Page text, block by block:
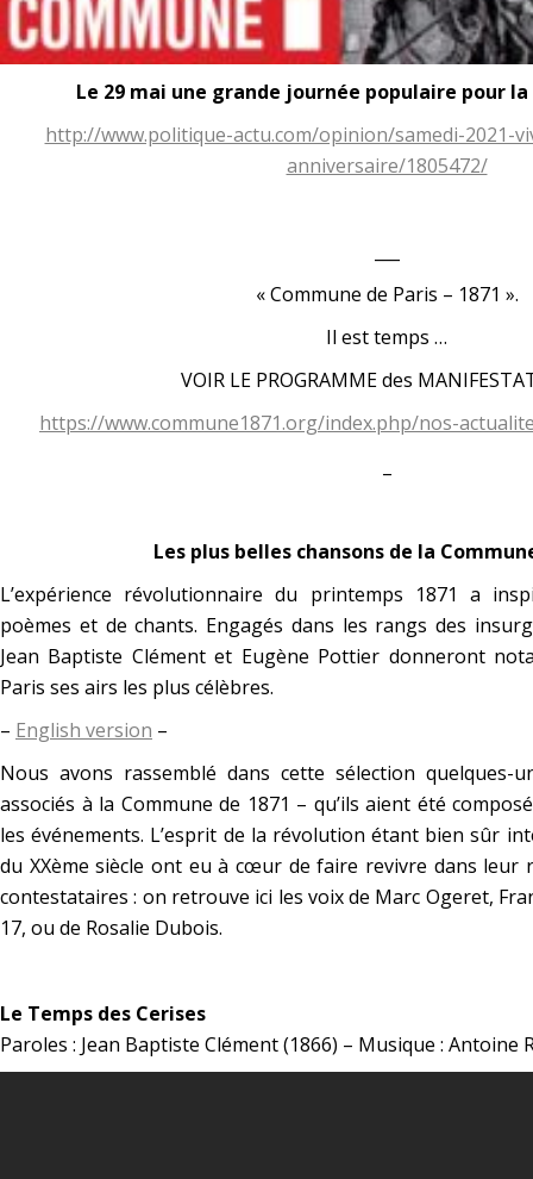
Le 29 mai une grande journée populaire pour
http://www.politique-actu.com/opinion/samedi-2021-
anniversaire/1805472/
« Commune de Paris – 1871 ».
Il est temps …
VOIR LE PROGRAMME des
https://www.commune1871.org/index.php/nos-
Les plus belles chansons de la
L’expérience révolutionnaire du printemps 1871 a
poèmes et de chants. Engagés dans les rangs des
Jean Baptiste Clément et Eugène Pottier donneront
Paris ses airs les plus célèbres.
– English version –
Nous avons rassemblé dans cette sélection quelques-
associés à la Commune de 1871 – qu’ils aient été
les événements. L’esprit de la révolution étant bien sûr
du XXème siècle ont eu à cœur de faire revivre dans leur
contestataires : on retrouve ici les voix de Marc Ogeret,
17, ou de Rosalie Dubois.
Le Temps des Cerises
Paroles : Jean Baptiste Clément (1866) – Musique : Antoine